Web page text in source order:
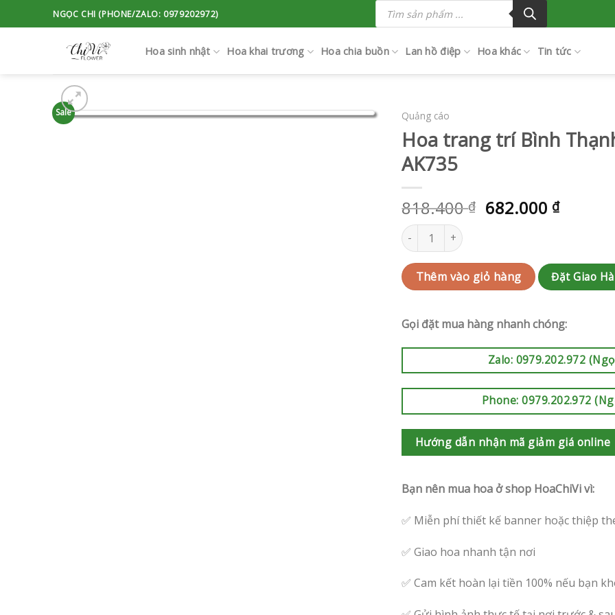
to
NGỌC CHI (PHONE/ZALO: 0979202972)
Tìm
kiếm
phẩm
Hoa sinh nhật Hoa khai trương Hoa chia buồn Lan hồ điệp Hoa khác Tin tức
Sale Quảng cáo
Hoa trang trí Bình
AK735
818.400₫ 682.000 ₫
Hoa trang trí Bình Thạnh | QC-RAK-AK735 số
Thêm vào giỏ hàng Đặt Giao
Gọi đặt mua hàng nhanh chóng:
Zalo: 0979.202.972
Phone: 0979.202.972
Hướng dẫn nhận mã giảm giá online
Bạn nên mua hoa ở shop HoaChiVi vì:
✅ Miễn phí thiết kế banner hoặc thiệp
✅ Giao hoa nhanh tận nơi
✅ Cam kết hoàn lại tiền 100% nếu bạn